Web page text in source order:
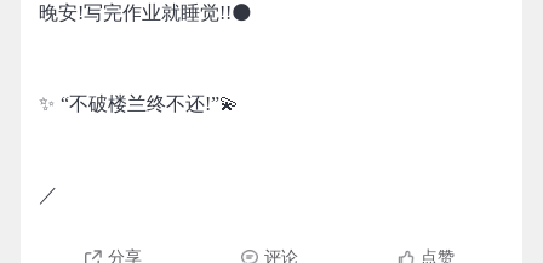
晚安!写完作业就睡觉!!🌑
✨ “不破楼兰终不还!”💫
／
分享 评论 点赞